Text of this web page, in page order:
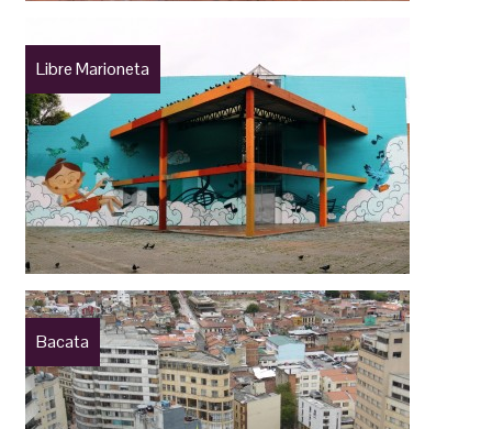
Libre Marioneta
Bacata